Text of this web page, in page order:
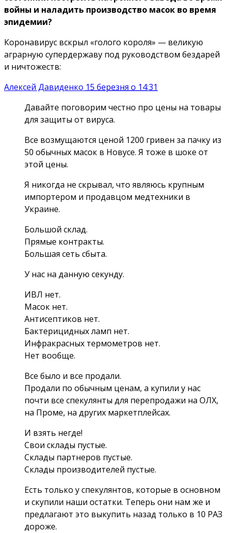
войны и наладить производство масок во время
эпидемии?
Коронавирус вскрыл «голого короля» — великую
аграрную супердержаву под руководством бездарей
и ничтожеств:
Алексей Давиденко 15 березня о 14:31
Давайте поговорим честно про цены на товары
для защиты от вируса.
Все возмущаются ценой 1200 гривен за пачку из
50 обычных масок в Новусе. Я тоже в шоке от
этой цены.
Я никогда не скрывал, что являюсь крупным
импортером и продавцом медтехники в
Украине.
Большой склад.
Прямые контракты.
Большая сеть сбыта.
У нас на данную секунду.
ИВЛ нет.
Масок нет.
Антисептиков нет.
Бактерицидных ламп нет.
Инфракрасных термометров нет.
Нет вообще.
Все было и все продали.
Продали по обычным ценам, а купили у нас
почти все спекулянты для перепродажи на ОЛХ,
на Проме, на других маркетплейсах.
И взять негде!
Свои склады пустые.
Склады партнеров пустые.
Склады производителей пустые.
Есть только у спекулянтов, которые в основном
и скупили наши остатки. Теперь они нам же и
предлагают это выкупить назад только в 10 РАЗ
дороже.